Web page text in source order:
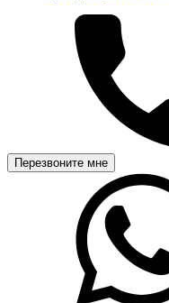
Перезвоните мне